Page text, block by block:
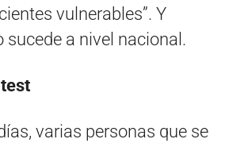
vulnerables”. Y
sucede a nivel nacional.
varias personas que se